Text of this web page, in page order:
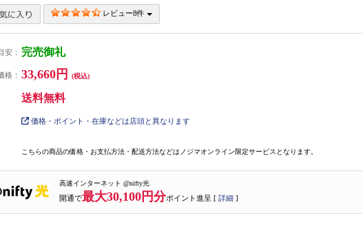
レビュー8件
安： 完売御礼
格： 33,660円 (税込)
送料無料
価格・ポイント・在庫などは店頭と異なります
こちらの商品の価格・お支払方法・配送方法などはノジマオンライン限定サービスとなります。
高速インターネット @nifty光
開通で最大30,100円分ポイント進呈 [ 詳細 ]